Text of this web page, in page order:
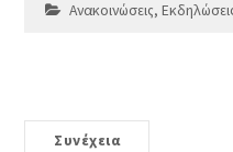
Ανακοινώσεις,
Συνέχεια